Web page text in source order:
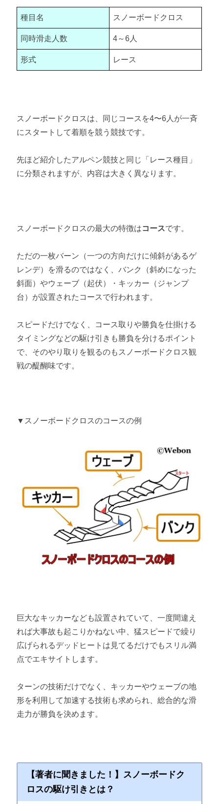
種目名 スノーボードクロス
同時滑走人数 4～6人
形式 レース
スノーボードクロスは、同じコースを4〜6人が一斉
にスタートして着順を競う競技です。
先ほど紹介したアルペン競技と同じ「レース種目」
に分類されますが、内容は大きく異なります。
スノーボードクロスの最大の特徴はコースです。
ただの一枚バーン（一つの方向だけに傾斜があるゲ
レンデ）を滑るのではなく、バンク（斜めになった
斜面）やウェーブ（起伏）・キッカー（ジャンプ
台）が設置されたコースで行われます。
スピードだけでなく、コース取りや勝負を仕掛ける
タイミングなどの駆け引きも勝負を分けるポイント
で、そのやり取りを観るのもスノーボードクロス観
戦の醍醐味です。
▼スノーボードクロスのコースの例
巨大なキッカーなども設置されていて、一度間違え
れば大事故も起こりかねない中、猛スピードで繰り
広げられるデッドヒートは見てるだけでもスリル満
点でエキサイトします。
ターンの技術だけでなく、キッカーやウェーブの地
形を利用して加速する技術も求められ、総合的な滑
走力が勝負を決めます。
【著者に聞きました！】スノーボードク
ロスの駆け引きとは？